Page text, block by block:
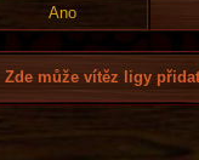
Ano
Zde může vítěz ligy